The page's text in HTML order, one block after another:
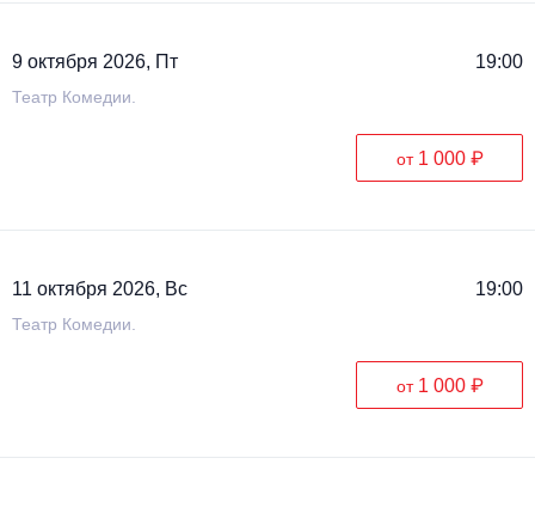
9 октября 2026, Пт 19:00
Театр Комедии.
от 1 000 ₽
11 октября 2026, Вс 19:00
Театр Комедии.
от 1 000 ₽